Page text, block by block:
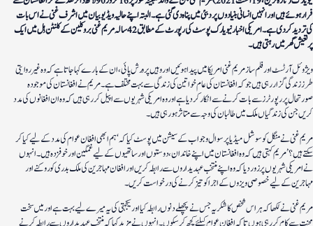
فرار ہوئے ہیں اور انہیں انسانی بنیادوں پر دبئی میں پناہ دی گئی ہے۔ البتہ اپنے حالیہ ویڈیو بیان میں اشرف غنی نے اس بات
کی تردید کردی ہے۔امریکی اخبار نیویارک پوسٹ کی رپورٹ کے مطابق 42 سالہ مریم غنی بروکلین کے کلنٹن ہِل میں ایک
پرتعیش گھر میں رہتی ہیں۔
ویژوئل آرٹسٹ اور فلم ساز مریم غنی امریکا میں پیدا ہوئیں اور وہیں پرورش پائی، ان کے بارے کہا جاتا ہے کہ وہ غیر روایتی
طرز زندگی گزار رہی ہیں جو کہ افغانستان کی عام خواتین کی زندگی سے بہت مختلف ہے۔مریم نے افغانستان کی موجودہ
صورتحال پر رپورٹرز سے بات کرنے سے انکار کر دیا ہے اور وہ امریکی شہریوں سے اپیل کررہی ہیں کہ وہ ان افغانوں کی مدد
کریں جن کی زندگیاں ملک میں طالبان کی وجہ سے متاثر ہو رہی ہیں۔
مریم غنی نے منگل کو سوشل میڈیا پر سوال وجواب کے سیشن میں پوسٹ کیا کہ ‘ہم ابھی افغان عوام کی مدد کے لیے کیا کر
سکتے ہیں؟’مریم کہتی ہیں کہ وہ افغانستان میں اپنے خاندان، دوستوں اور ساتھیوں کے لیے غمگین اور خوفزدہ ہیں۔ انہوں
نے امریکی شہریوں پر زور دیا کہ وہ اپنے منتخب عہدیداروں سے رابطہ کریں اور افغان مہاجرین کی ملک بدری کو روکنے اور
مہاجرین کے لیے خصوصی ویزوں کے اجرا کو تیز کرنے کی درخواست کریں۔
مریم غنی نے لکھا کہ ہر اس شخص کا شکریہ جس نے پچھلے دنوں رابطہ کیا اور یکجہتی کی یہ میرے لیے بہت ہے اور میں سخت